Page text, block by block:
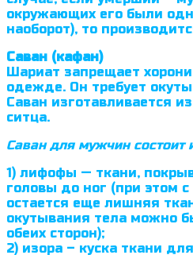
окружающих его были
наоборот), то
Саван (кафан)
Шариат запрещает
одежде. Он требует
Саван изготавливается
ситца.
Саван для мужчин состоит
1) лифофы — ткани,
головы до ног (при этом с
остается еще лишняя
окутывания тела можно
обеих сторон);
2) изора – куска ткани